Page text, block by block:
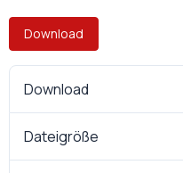
Download
Download
Dateigröße